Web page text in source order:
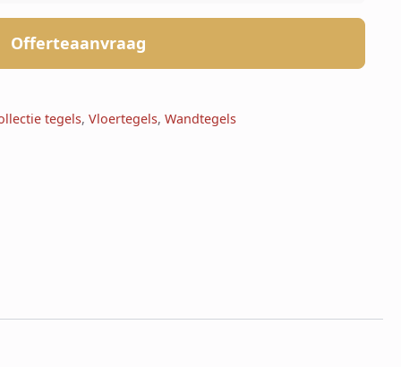
Offerteaanvraag
tegels, Vloertegels, Wandtegels